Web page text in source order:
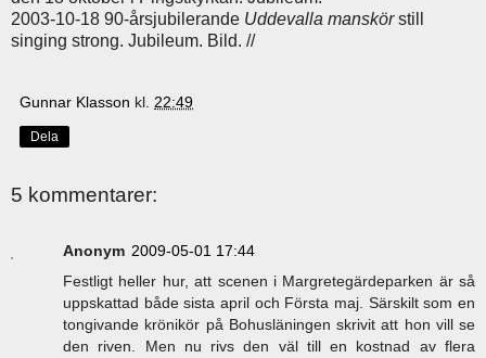
2003-10-18 90-årsjubilerande Uddevalla manskörstill
singing strong. Jubileum. Bild. //
Gunnar Klasson kl. 22:49
Dela
5 kommentarer:
Anonym 2009-05-01 17:44
Festligt heller hur, att scenen i Margretegärdeparken är så
uppskattad både sista april och Första maj. Särskilt som en
tongivande krönikör på Bohusläningen skrivit att hon vill se
den riven. Men nu rivs den väl till en kostnad av flera